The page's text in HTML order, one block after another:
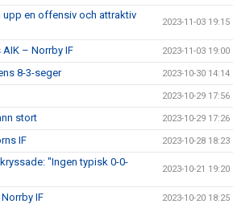
upp en offensiv och attraktiv
2023-11-03 19:15
– Norrby IF 2023-11-03 19:00
8-3-seger 2023-10-30 14:14
2023-10-29 17:56
stort 2023-10-29 17:26
IF 2023-10-28 18:23
"Ingen typisk 0-0-
2023-10-21 19:20
IF 2023-10-20 18:25